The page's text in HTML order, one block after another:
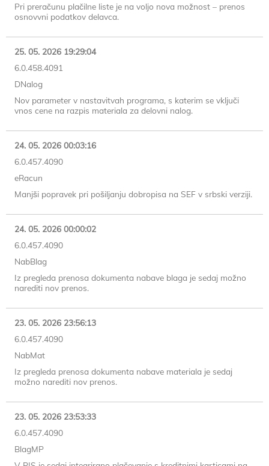
Pri preračunu plačilne liste je na voljo nova možnost – prenos
osnovvni podatkov delavca.
25. 05. 2026 19:29:04
6.0.458.4091
DNalog
Nov parameter v nastavitvah programa, s katerim se vključi
vnos cene na razpis materiala za delovni nalog.
24. 05. 2026 00:03:16
6.0.457.4090
eRacun
Manjši popravek pri pošiljanju dobropisa na SEF v srbski verziji.
24. 05. 2026 00:00:02
6.0.457.4090
NabBlag
Iz pregleda prenosa dokumenta nabave blaga je sedaj možno
narediti nov prenos.
23. 05. 2026 23:56:13
6.0.457.4090
NabMat
Iz pregleda prenosa dokumenta nabave materiala je sedaj
možno narediti nov prenos.
23. 05. 2026 23:53:33
6.0.457.4090
BlagMP